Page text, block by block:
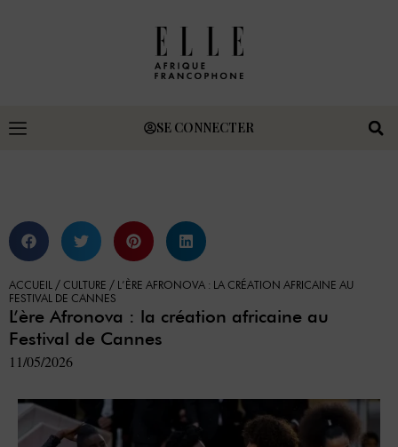
SE CONNECTER
ACCUEIL / CULTURE / L’ÈRE AFRONOVA : LA CRÉATION AFRICAINE AU
FESTIVAL DE CANNES
L’ère Afronova : la création africaine au
Festival de Cannes
11/05/2026